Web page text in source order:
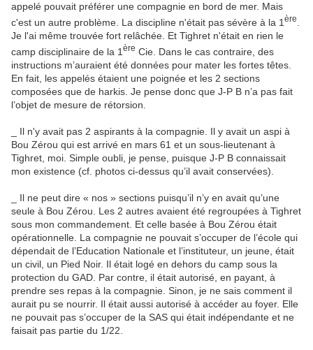
appelé pouvait préférer une compagnie en bord de mer. Mais
c'est un autre problème. La discipline n'était pas sévère à la 1 ère
Je l'ai même trouvée fort relâchée. Et Tighret n'était en rien le
camp disciplinaire de la 1 ère Cie. Dans le cas contraire, des
instructions m’auraient été données pour mater les fortes têtes.
En fait, les appelés étaient une poignée et les 2 sections
composées que de harkis. Je pense donc que J-P B n’a pas fait
l’objet de mesure de rétorsion.
_ Il n'y avait pas 2 aspirants à la compagnie. Il y avait un aspi à
Bou Zérou qui est arrivé en mars 61 et un sous-lieutenant à
Tighret, moi. Simple oubli, je pense, puisque J-P B connaissait
mon existence (cf. photos ci-dessus qu’il avait conservées).
_ Il ne peut dire « nos » sections puisqu’il n’y en avait qu’une
seule à Bou Zérou. Les 2 autres avaient été regroupées à Tighret
sous mon commandement. Et celle basée à Bou Zérou était
opérationnelle. La compagnie ne pouvait s’occuper de l’école qui
dépendait de l’Education Nationale et l’instituteur, un jeune, était
un civil, un Pied Noir. Il était logé en dehors du camp sous la
protection du GAD. Par contre, il était autorisé, en payant, à
prendre ses repas à la compagnie. Sinon, je ne sais comment il
aurait pu se nourrir. Il était aussi autorisé à accéder au foyer. Elle
ne pouvait pas s’occuper de la SAS qui était indépendante et ne
faisait pas partie du 1/22.